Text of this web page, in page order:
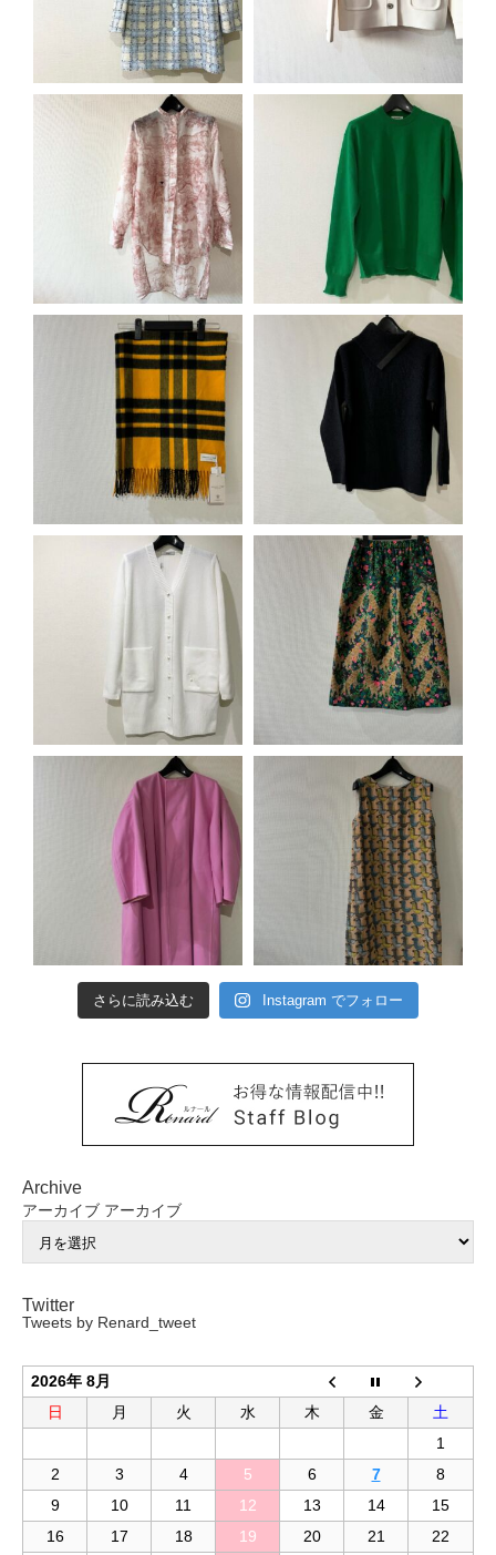
さらに読み込む Instagram でフォロー
Archive
アーカイブ アーカイブ
Twitter
Tweets by Renard_tweet
2026年 8月
日
月 火 水 木 金
土
1
2
3 4 5 6 7
8
9
10 11 12 13 14
15
16
17 18 19 20 21
22